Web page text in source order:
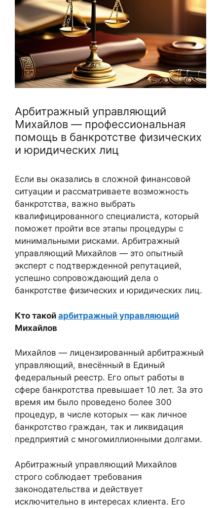
Арбитражный управляющий
Михайлов — профессиональная
помощь в банкротстве физических
и юридических лиц
Если вы оказались в сложной финансовой
ситуации и рассматриваете возможность
банкротства, важно выбрать
квалифицированного специалиста, который
поможет пройти все этапы процедуры с
минимальными рисками. Арбитражный
управляющий Михайлов — это опытный
эксперт с подтвержденной репутацией,
успешно сопровождающий дела о
банкротстве физических и юридических лиц.
Кто такой арбитражный управляющий
Михайлов
Михайлов — лицензированный арбитражный
управляющий, внесённый в Единый
федеральный реестр. Его опыт работы в
сфере банкротства превышает 10 лет. За это
время им было проведено более 300
процедур, в числе которых — как личное
банкротство граждан, так и ликвидация
предприятий с многомиллионными долгами.
Арбитражный управляющий Михайлов
строго соблюдает требования
законодательства и действует
исключительно в интересах клиента. Его